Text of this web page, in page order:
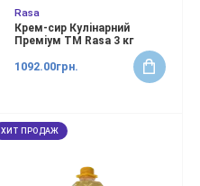
Rasa
Крем-сир Кулiнарний
Премiум ТМ Rasa 3 кг
1092.00грн.
ХИТ ПРОДАЖ